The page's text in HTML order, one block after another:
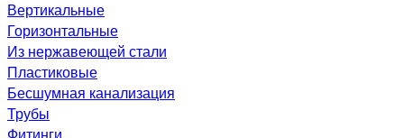
Вертикальные
Горизонтальные
Из нержавеющей стали
Пластиковые
Бесшумная канализация
Трубы